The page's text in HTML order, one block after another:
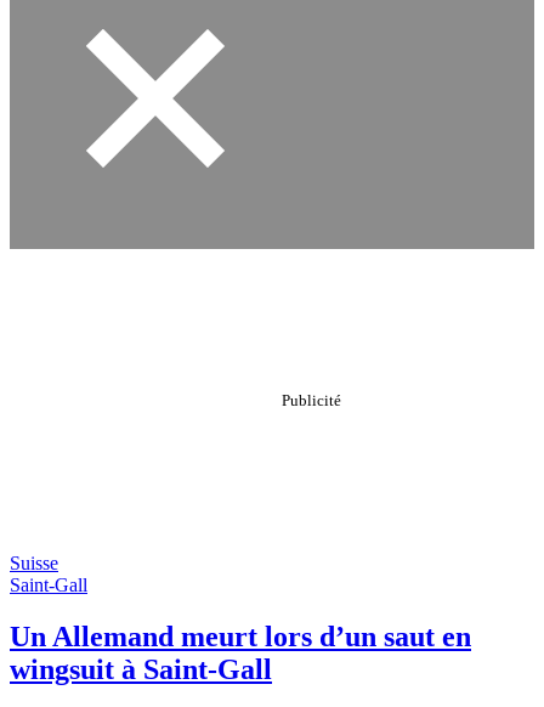
Suisse
Saint-Gall
Un Allemand meurt lors d’un saut en
wingsuit à Saint-Gall